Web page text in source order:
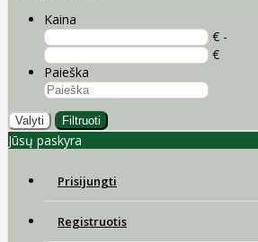
Kaina
€ -
€
Paieška
Valyti Filtruoti
Jūsų paskyra
Prisijungti
Registruotis